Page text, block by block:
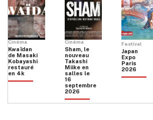
Cinéma
Kwaïdan
de Masaki
Kobayashi
restauré
en 4k
Cinéma
Sham, le
nouveau
Takashi
Miike en
salles le
16
septembre
2026
Festival
Japan
Expo
Paris
2026